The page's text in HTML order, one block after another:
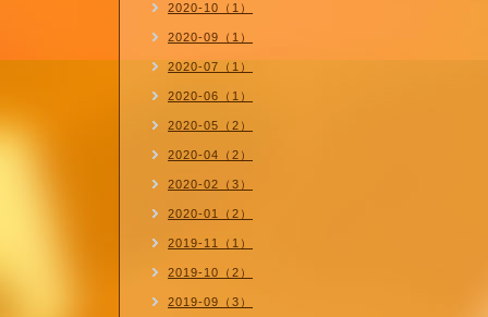
2020-10（1）
2020-09（1）
2020-07（1）
2020-06（1）
2020-05（2）
2020-04（2）
2020-02（3）
2020-01（2）
2019-11（1）
2019-10（2）
2019-09（3）